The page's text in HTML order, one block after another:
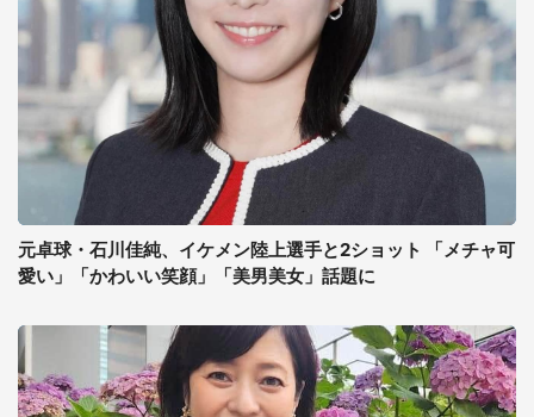
元卓球・石川佳純、イケメン陸上選手と2ショット 「メチャ可
愛い」「かわいい笑顔」「美男美女」話題に